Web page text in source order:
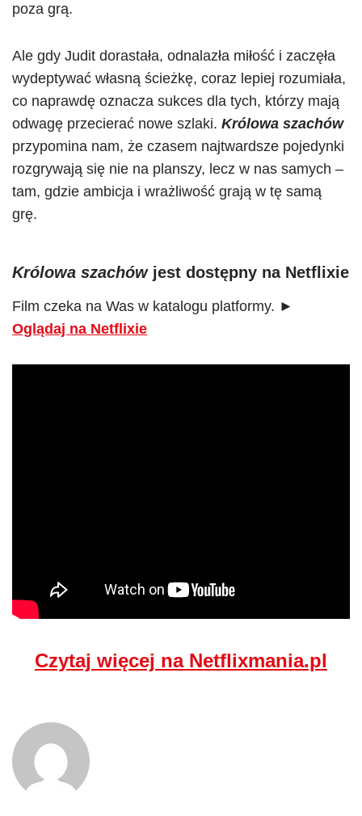
poza grą.
Ale gdy Judit dorastała, odnalazła miłość i zaczęła
wydeptywać własną ścieżkę, coraz lepiej rozumiała,
co naprawdę oznacza sukces dla tych, którzy mają
odwagę przecierać nowe szlaki. Królowa szachów
przypomina nam, że czasem najtwardsze pojedynki
rozgrywają się nie na planszy, lecz w nas samych –
tam, gdzie ambicja i wrażliwość grają w tę samą
grę.
Królowa szachówjest dostępny na Netflixie
Film czeka na Was w katalogu platformy. ►
Oglądaj na Netflixie
Czytaj więcej na Netflixmania.pl